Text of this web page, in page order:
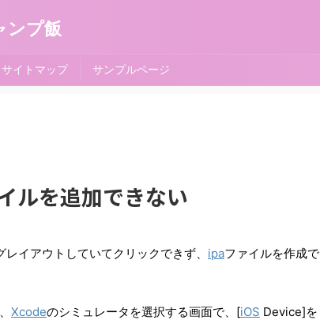
ンプ飯
サイトマップ サンプルページ
ルを追加できない
イアウトしていてクリックできず、 ipaファイルを作成で
Xcodeのシミュレータを選択する画面で、[iOS Device]を